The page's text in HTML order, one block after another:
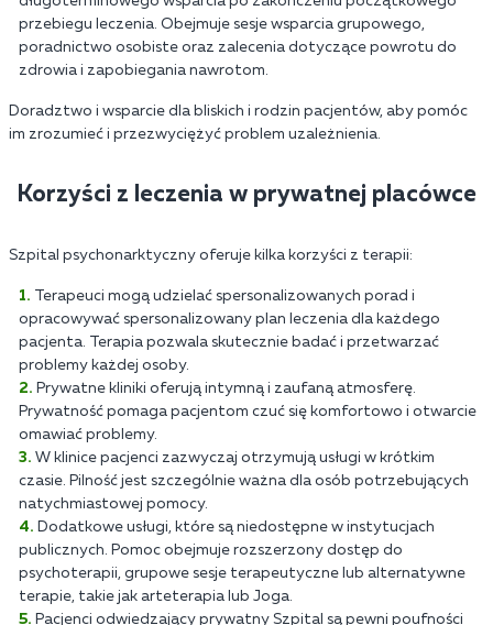
przebiegu leczenia. Obejmuje sesje wsparcia grupowego,
poradnictwo osobiste oraz zalecenia dotyczące powrotu do
zdrowia i zapobiegania nawrotom.
Doradztwo i wsparcie dla bliskich i rodzin pacjentów, aby pomóc
im zrozumieć i przezwyciężyć problem uzależnienia.
Korzyści z leczenia w prywatnej placówce
Szpital psychonarktyczny oferuje kilka korzyści z terapii:
Terapeuci mogą udzielać spersonalizowanych porad i
opracowywać spersonalizowany plan leczenia dla każdego
pacjenta. Terapia pozwala skutecznie badać i przetwarzać
problemy każdej osoby.
Prywatne kliniki oferują intymną i zaufaną atmosferę.
Prywatność pomaga pacjentom czuć się komfortowo i otwarcie
omawiać problemy.
W klinice pacjenci zazwyczaj otrzymują usługi w krótkim
czasie. Pilność jest szczególnie ważna dla osób potrzebujących
natychmiastowej pomocy.
Dodatkowe usługi, które są niedostępne w instytucjach
publicznych. Pomoc obejmuje rozszerzony dostęp do
psychoterapii, grupowe sesje terapeutyczne lub alternatywne
terapie, takie jak arteterapia lub Joga.
Pacjenci odwiedzający prywatny Szpital są pewni poufności